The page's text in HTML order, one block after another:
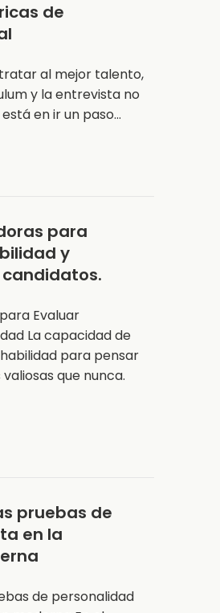
de
al mejor talento,
y la entrevista no
en ir un paso…
para
y
Evaluar
La capacidad de
para pensar
que nunca.
pruebas de
en la
de personalidad